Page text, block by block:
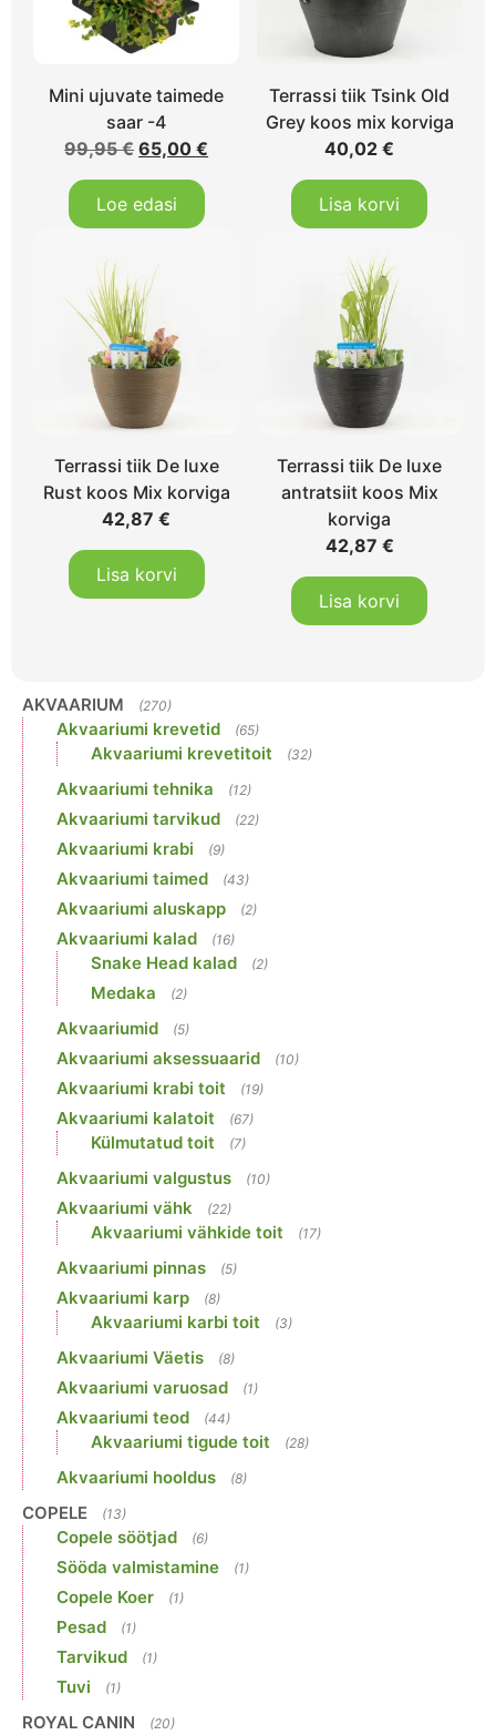
Mini ujuvate taimede
saar -4
99,95€ 65,00€
Loe edasi
Terrassi tiik Tsink Old
Grey koos mix korviga
40,02€
Lisa korvi
Terrassi tiik De luxe
Rust koos Mix korviga
42,87€
Lisa korvi
Terrassi tiik De luxe
antratsiit koos Mix
korviga
42,87 €
Lisa korvi
AKVAARIUM (270)
Akvaariumi krevetid (65)
Akvaariumi krevetitoit (32)
Akvaariumi tehnika (12)
Akvaariumi tarvikud (22)
Akvaariumi krabi (9)
Akvaariumi taimed (43)
Akvaariumi aluskapp (2)
Akvaariumi kalad (16)
Snake Head kalad (2)
Medaka (2)
Akvaariumid (5)
Akvaariumi aksessuaarid (10)
Akvaariumi krabi toit (19)
Akvaariumi kalatoit (67)
Külmutatud toit (7)
Akvaariumi valgustus (10)
Akvaariumi vähk (22)
Akvaariumi vähkide toit (17)
Akvaariumi pinnas (5)
Akvaariumi karp (8)
Akvaariumi karbi toit (3)
Akvaariumi Väetis (8)
Akvaariumi varuosad (1)
Akvaariumi teod (44)
Akvaariumi tigude toit (28)
Akvaariumi hooldus (8)
COPELE (13)
Copele söötjad (6)
Sööda valmistamine (1)
Copele Koer (1)
Pesad (1)
Tarvikud (1)
Tuvi (1)
ROYAL CANIN (20)